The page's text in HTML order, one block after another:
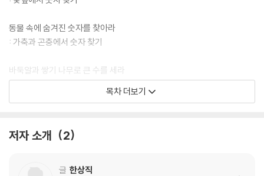
동물 속에 숨겨진 숫자를 찾아라
: 가축과 곤충에서 숫자 찾기
바둑알과 쌓기 나무로 큰 수를 세라
: 한눈에 보이는 수와 큰 수 세기
: 달걀 세기로 배우는 덧셈의 법칙
목차 더보기
저자 소개 2
글 한상직